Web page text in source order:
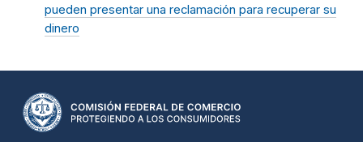
pueden presentar una reclamación para recuperar su
dinero